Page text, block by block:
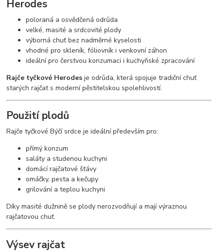
Herodes
poloraná a osvědčená odrůda
velké, masité a srdcovité plody
výborná chuť bez nadměrné kyselosti
vhodné pro skleník, fóliovník i venkovní záhon
ideální pro čerstvou konzumaci i kuchyňské zpracování
Rajče tyčkové Herodes je odrůda, která spojuje tradiční chuť
starých rajčat s moderní pěstitelskou spolehlivostí.
Použití plodů
Rajče tyčkové Býčí srdce je ideální především pro:
přímý konzum
saláty a studenou kuchyni
domácí rajčatové šťávy
omáčky, pesta a kečupy
grilování a teplou kuchyni
Díky masité dužnině se plody nerozvodňují a mají výraznou
rajčatovou chuť.
Výsev rajčat